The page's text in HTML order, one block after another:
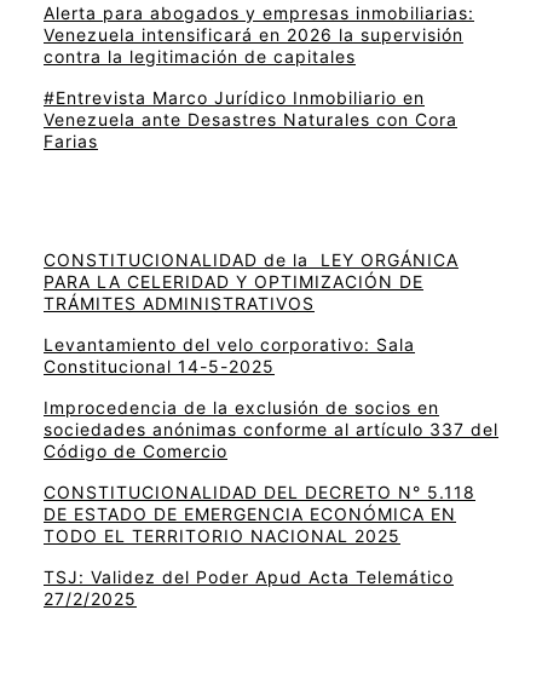
Alerta para abogados y empresas inmobiliarias:
Venezuela intensificará en 2026 la supervisión
contra la legitimación de capitales
#Entrevista Marco Jurídico Inmobiliario en
Venezuela ante Desastres Naturales con Cora
Farias
CONSTITUCIONALIDAD de la LEY ORGÁNICA
PARA LA CELERIDAD Y OPTIMIZACIÓN DE
TRÁMITES ADMINISTRATIVOS
Levantamiento del velo corporativo: Sala
Constitucional 14-5-2025
Improcedencia de la exclusión de socios en
sociedades anónimas conforme al artículo 337 del
Código de Comercio
CONSTITUCIONALIDAD DEL DECRETO N° 5.118
DE ESTADO DE EMERGENCIA ECONÓMICA EN
TODO EL TERRITORIO NACIONAL 2025
TSJ: Validez del Poder Apud Acta Telemático
27/2/2025